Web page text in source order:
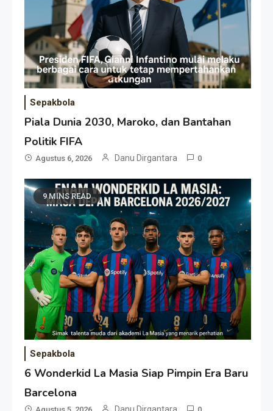
Sepakbola
Piala Dunia 2030, Maroko, dan Bantahan
Politik FIFA
Agustus 6, 2026 Danu Dirgantara 0
9 MINS READ
Sepakbola
6 Wonderkid La Masia Siap Pimpin Era Baru
Barcelona